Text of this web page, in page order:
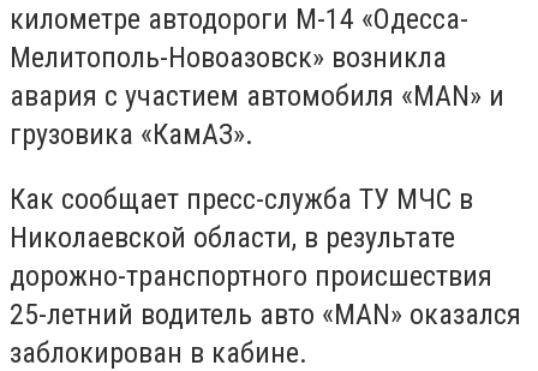
километре автодороги М-14 «Одесса-
Мелитополь-Новоазовск» возникла
авария с участием автомобиля «МАN» и
грузовика «КамАЗ».
Как сообщает пресс-служба ТУ МЧС в
Николаевской области, в результате
дорожно-транспортного происшествия
25-летний водитель авто «МАN» оказался
заблокирован в кабине.